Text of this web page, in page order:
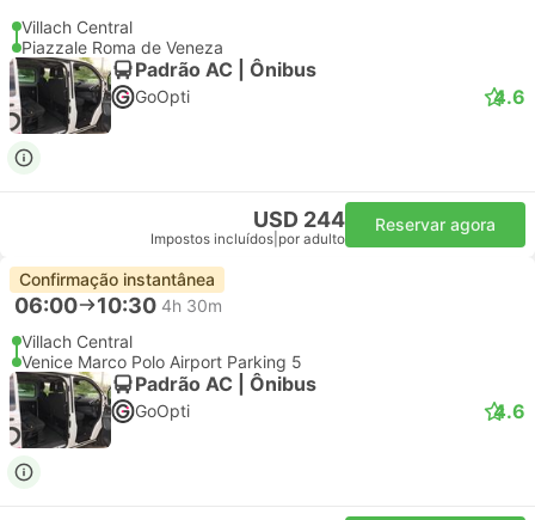
Villach Central
Piazzale Roma de Veneza
Padrão AC | Ônibus
GoOpti 4.6
USD 244
Impostos incluídos por adulto
Reservar agora
Confirmação instantânea
06:00 10:30 4h 30m
Villach Central
Venice Marco Polo Airport Parking 5
Padrão AC | Ônibus
GoOpti 4.6